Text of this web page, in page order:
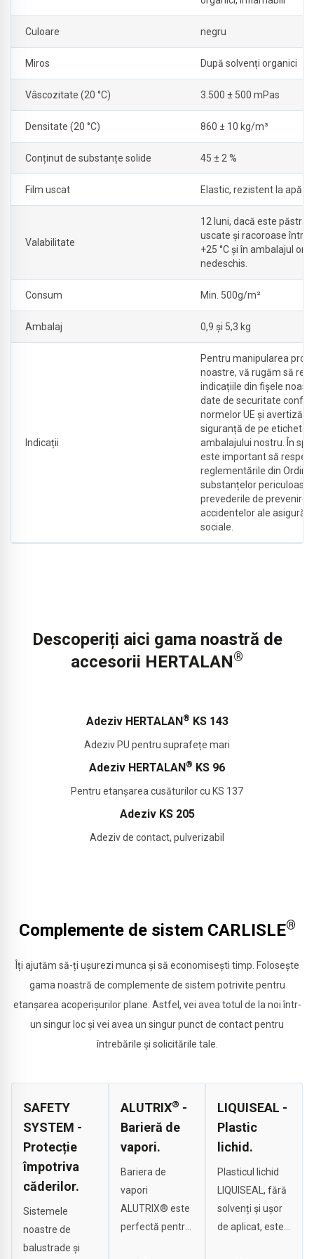
Culoare negru
Miros După solvenți organici
Vâscozitate (20 °C) 3.500 ± 500 mPas
Densitate (20 °C) 860 ± 10 kg/m³
Conținut de substanțe solide 45 ± 2 %
Film uscat Elastic, rezistent la apă
Valabilitate
12 luni, dacă este păstrat
uscate și racoroase între
+25 °C și în ambalajul
nedeschis.
Consum Min. 500g/m²
Ambalaj 0,9 și 5,3 kg
Indicații
Pentru manipularea
noastre, vă rugăm să
indicațiile din fișele
date de securitate
normelor UE și
siguranță de pe
ambalajului nostru. În
este important să
reglementările din Ordinul
substanțelor periculoase
prevederile de prevenire
accidentelor ale
sociale.
Descoperiți aici gama noastră de
accesorii HERTALAN®
Adeziv HERTALAN® KS 143
Adeziv PU pentru suprafețe mari
Adeziv HERTALAN® KS 96
Pentru etanșarea cusăturilor cu KS 137
Adeziv KS 205
Adeziv de contact, pulverizabil
Complemente de sistem CARLISLE®
Îți ajutăm să-ți ușurezi munca și să economisești timp. Folosește
gama noastră de complemente de sistem potrivite pentru
etanșarea acoperișurilor plane. Astfel, vei avea totul de la noi într-
un singur loc și vei avea un singur punct de contact pentru
întrebările și solicitările tale.
SAFETY
SYSTEM -
Protecție
împotriva
căderilor.
Sistemele
noastre de
balustrade și
ALUTRIX® -
Barieră de
vapori.
Bariera de
vapori
ALUTRIX® este
perfectă pentru
LIQUISEAL -
Plastic
lichid.
Plasticul lichid
LIQUISEAL, fără
solvenți și ușor
de aplicat, este